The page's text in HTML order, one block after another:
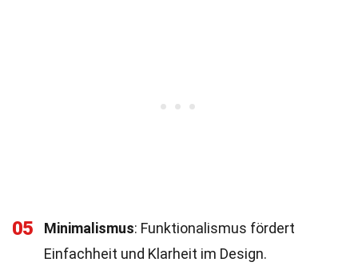
05 Minimalismus: Funktionalismus fördert
Einfachheit und Klarheit im Design.